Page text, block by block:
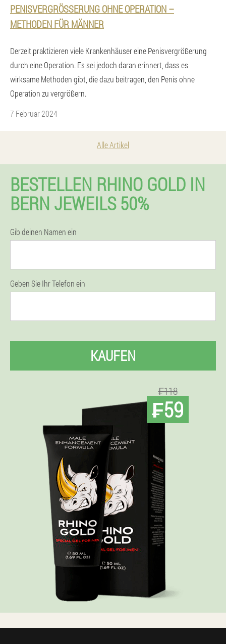
PENISVERGRÖSSERUNG OHNE OPERATION – M
ETHODEN FÜR MÄNNER
Derzeit praktizieren viele Krankenhäuser eine Penisvergrößerung
durch eine Operation. Es sei jedoch daran erinnert, dass es
wirksame Methoden gibt, die dazu beitragen, den Penis ohne
Operation zu vergrößern.
7 Februar 2024
Alle Artikel
BESTELLEN RHINO GOLD IN
BERN JEWEILS 50%
Gib deinen Namen ein
Geben Sie Ihr Telefon ein
KAUFEN
₣118
₣59